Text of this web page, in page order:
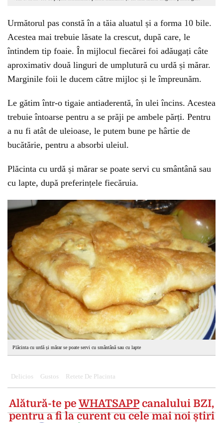
Următorul pas constă în a tăia aluatul și a forma 10 bile.
Acestea mai trebuie lăsate la crescut, după care, le
întindem tip foaie. În mijlocul fiecărei foi adăugați câte
aproximativ două linguri de umplutură cu urdă și mărar.
Marginile foii le ducem către mijloc și le împreunăm.
Le gătim într-o tigaie antiaderentă, în ulei încins. Acestea
trebuie întoarse pentru a se prăji pe ambele părți. Pentru
a nu fi atât de uleioase, le putem bune pe hârtie de
bucătărie, pentru a absorbi uleiul.
Plăcinta cu urdă și mărar se poate servi cu smântână sau
cu lapte, după preferințele fiecăruia.
Plăcinta cu urdă și mărar se poate servi cu smântână sau cu lapte
Delicios Gustos Retete De Placinta
Alătură-te peWHATSAPPcanalului BZI,
pentru a fi la curent cu cele mai noi știri